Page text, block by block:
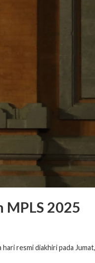
MPLS 2025
resmi diakhiri pada Jumat,